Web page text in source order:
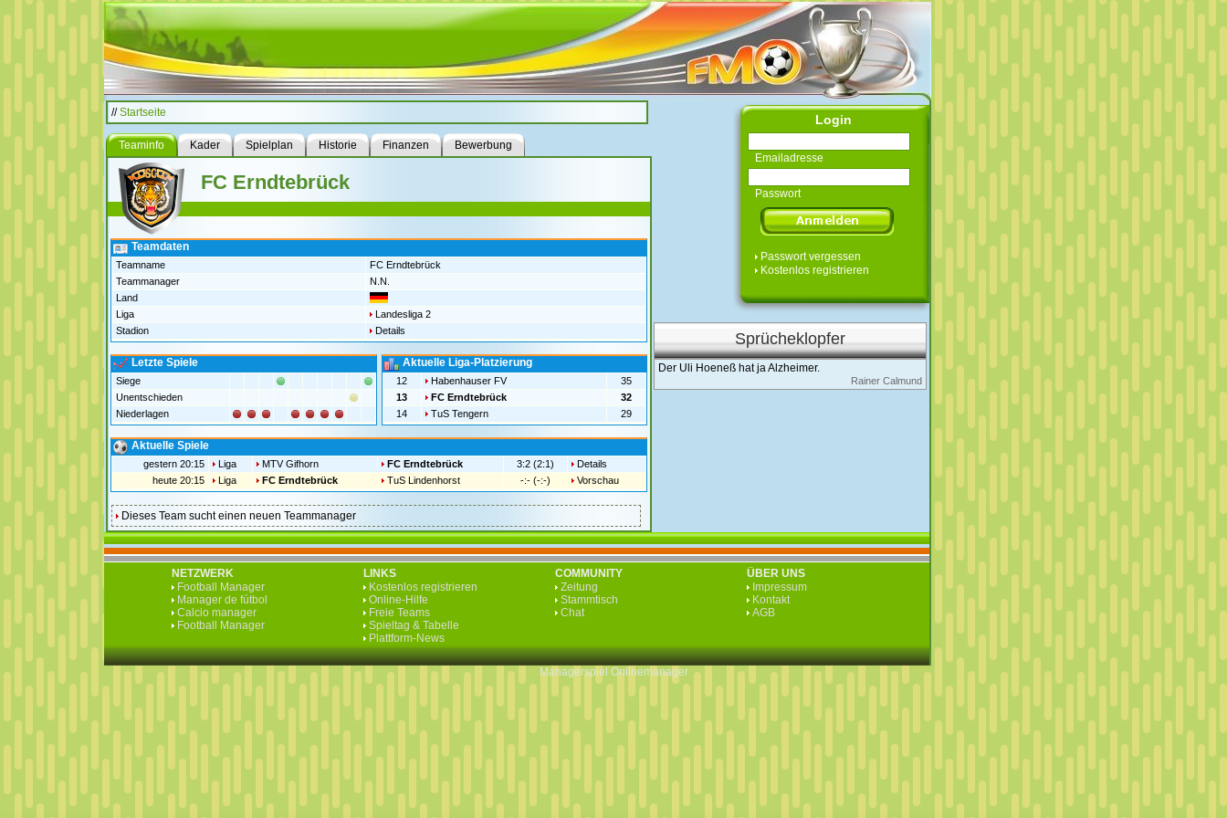
//Startseite
Teaminfo Kader Spielplan Historie Finanzen Bewerbung
FC Erndtebrück
Teamdaten
Teamname
FC Erndtebrück
Teammanager
N.N.
Land
Liga
Landesliga 2
Stadion
Details
Letzte Spiele
Siege
Unentschieden
Niederlagen
Aktuelle Liga-Platzierung
12 Habenhauser FV
35
13
FC Erndtebrück
32
14
TuS Tengern 29
Aktuelle Spiele
gestern 20:15 Liga MTV Gifhorn FC Erndtebrück 3:2 (2:1)
Details
heute 20:15
Liga FC Erndtebrück TuS Lindenhorst -:- (-:-) Vorschau
Dieses Team sucht einen neuen Teammanager
Login
Emailadresse
Passwort
Passwort vergessen
Kostenlos registrieren
Sprücheklopfer
Der Uli Hoeneß hat ja Alzheimer.
Rainer Calmund
NETZWERK
Football Manager
Manager de fútbol
Calcio manager
Football Manager
LINKS
Kostenlos registrieren
Online-Hilfe
Freie Teams
Spieltag & Tabelle
Plattform-News
COMMUNITY
Zeitung
Stammtisch
Chat
ÜBER UNS
Impressum
Kontakt
AGB
Managerspiel Onlinemanager